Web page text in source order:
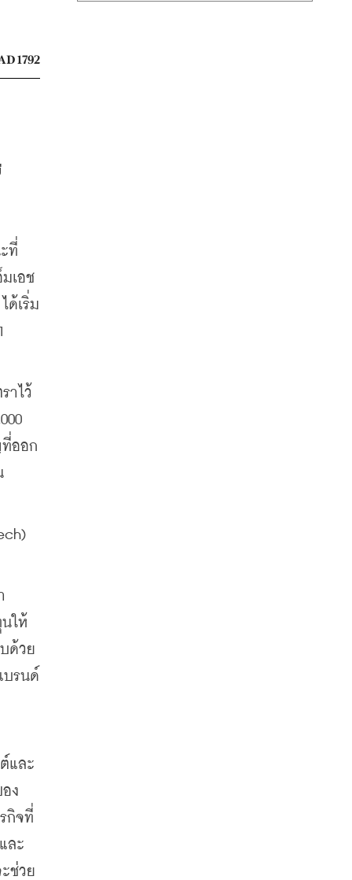
1792
ที่
เอช
ด้เริ่ม
าไว้
ออก
ให้
ด้วย
บรนด์
และ
ง
กิจที่
ละ
ช่วย